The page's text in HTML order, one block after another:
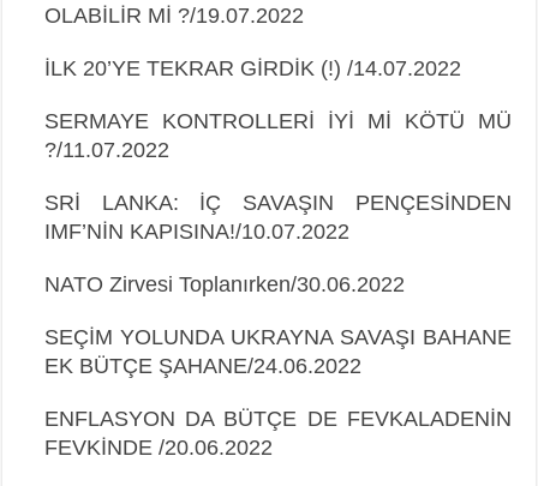
OLABİLİR Mİ ?/19.07.2022
İLK 20’YE TEKRAR GİRDİK (!) /14.07.2022
SERMAYE KONTROLLERİ İYİ Mİ KÖTÜ MÜ
?/11.07.2022
SRİ LANKA: İÇ SAVAŞIN PENÇESİNDEN
IMF’NİN KAPISINA!/10.07.2022
NATO Zirvesi Toplanırken/30.06.2022
SEÇİM YOLUNDA UKRAYNA SAVAŞI BAHANE
EK BÜTÇE ŞAHANE/24.06.2022
ENFLASYON DA BÜTÇE DE FEVKALADENİN
FEVKİNDE /20.06.2022